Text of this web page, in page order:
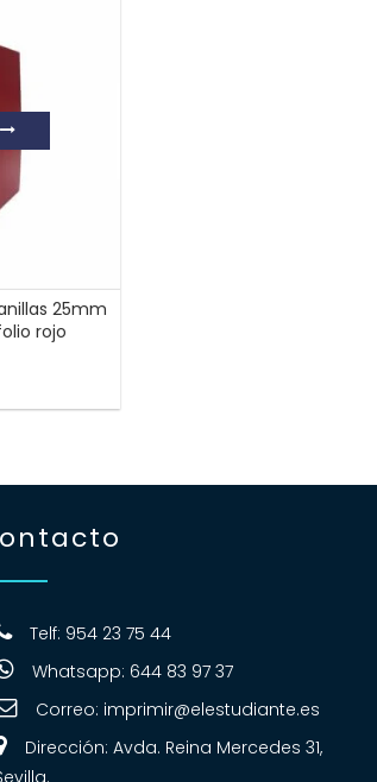
25mm
rojo
Telf: 954 23 75 44
Whatsapp: 644 83 97 37
Correo: imprimir@elestudiante.es
Dirección: Avda. Reina Mercedes 31,